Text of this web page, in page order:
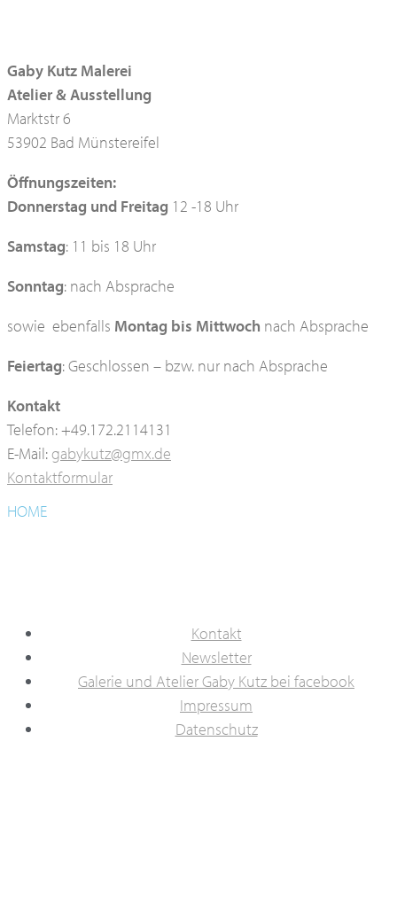
Gaby Kutz Malerei
Atelier & Ausstellung
Marktstr 6
53902 Bad Münstereifel
Öffnungszeiten:
Donnerstag und Freitag 12 -18 Uhr
Samstag: 11 bis 18 Uhr
Sonntag: nach Absprache
sowie ebenfalls Montag bis Mittwoch nach Absprache
Feiertag: Geschlossen – bzw. nur nach Absprache
Kontakt
Telefon: +49.172.2114131
E-Mail:gabykutz@gmx.de
Kontaktformular
HOME
Kontakt
Newsletter
Galerie und Atelier Gaby Kutz bei facebook
Impressum
Datenschutz